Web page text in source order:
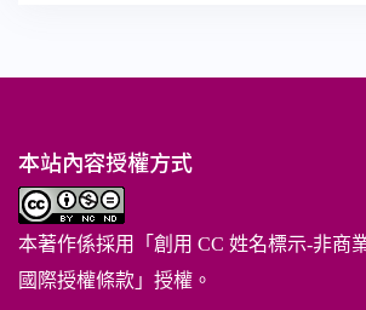
本站內容授權方式
本著作係採用「 創用 CC 姓名標示-非商
國際授權條款 」授權。